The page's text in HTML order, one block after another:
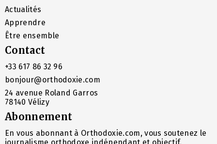
Actualités
Apprendre
Être ensemble
Contact
+33 617 86 32 96
bonjour@orthodoxie.com
24 avenue Roland Garros
78140 Vélizy
Abonnement
En vous abonnant à Orthodoxie.com, vous soutenez le